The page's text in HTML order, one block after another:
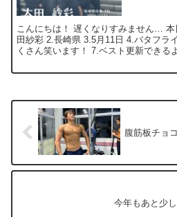
こんにちは！ 遅くなりすみません…
田紗彩 2.長崎県 3.5月11日 4.バタフラ
くさん笑います！ 7.ベスト更新できる
腹筋板チョ
今年もあと少